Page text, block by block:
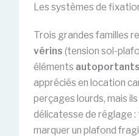
Les systèmes de
Trois grandes familles
vérins (tension sol-
éléments autoportants
appréciés en location
perçages lourds, mais
délicatesse de réglage
marquer un plafond